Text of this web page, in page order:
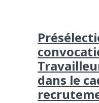
dans le